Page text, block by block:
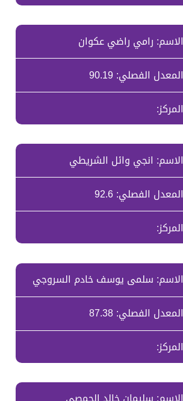
الاسم: رامي راضي عكوان
المعدل الفصلي: 90.19
المركز:
الاسم: انجي وائل الشريطي
المعدل الفصلي: 92.6
المركز:
الاسم: سلمى يوسف خادم السروجي
المعدل الفصلي: 87.38
المركز: